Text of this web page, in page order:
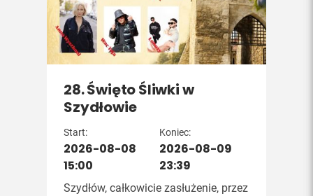
28. Święto Śliwki w
Szydłowie
Start:
2026-08-08
15:00
Koniec:
2026-08-09
23:39
Szydłów, całkowicie zasłużenie, przez